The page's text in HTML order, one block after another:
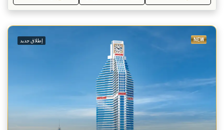
NEW إطلاق جديد